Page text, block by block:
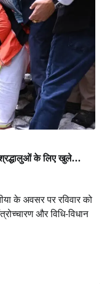
श्रद्धालुओं के लिए खुले…
के अवसर पर रविवार को
और विधि-विधान